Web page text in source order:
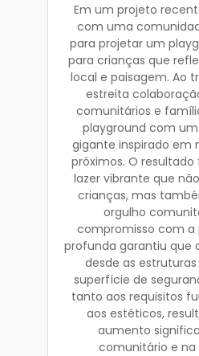
Em um projeto
com uma
para projetar um
para crianças que
local e paisagem. Ao
estreita
comunitários e
playground com
gigante inspirado em
próximos. O
lazer vibrante que
crianças, mas
orgulho
compromisso com a
profunda garantiu que
desde as
superfície de
tanto aos requisitos
aos estéticos,
aumento
comunitário e na